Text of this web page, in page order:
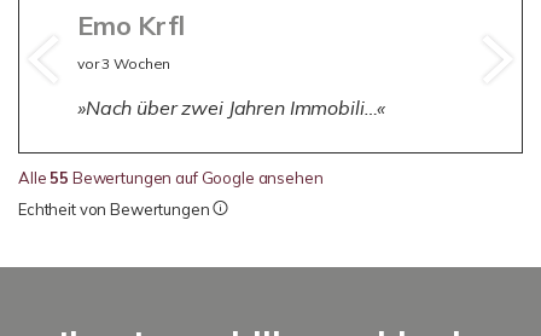
Emo Krfl
vor 3 Wochen
Nach über zwei Jahren Immobili…
Alle 55 Bewertungen auf Google ansehen
Echtheit von Bewertungen